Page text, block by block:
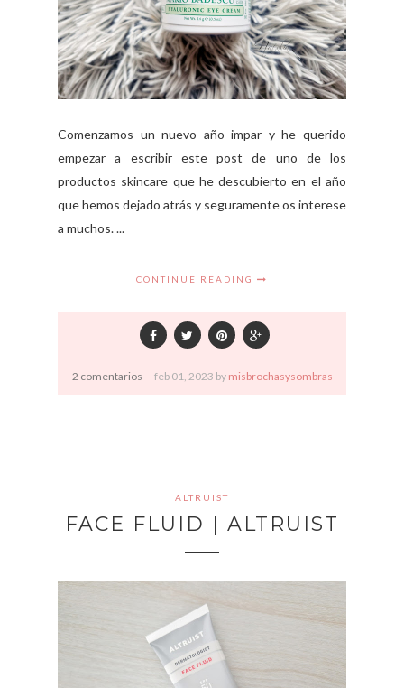
Comenzamos un nuevo año impar y he querido
empezar a escribir este post de uno de los
productos skincare que he descubierto en el año
que hemos dejado atrás y seguramente os interese
a muchos. ...
CONTINUE READING
2 comentarios feb 01, 2023 by misbrochasysombras
ALTRUIST
FACE FLUID | ALTRUIST